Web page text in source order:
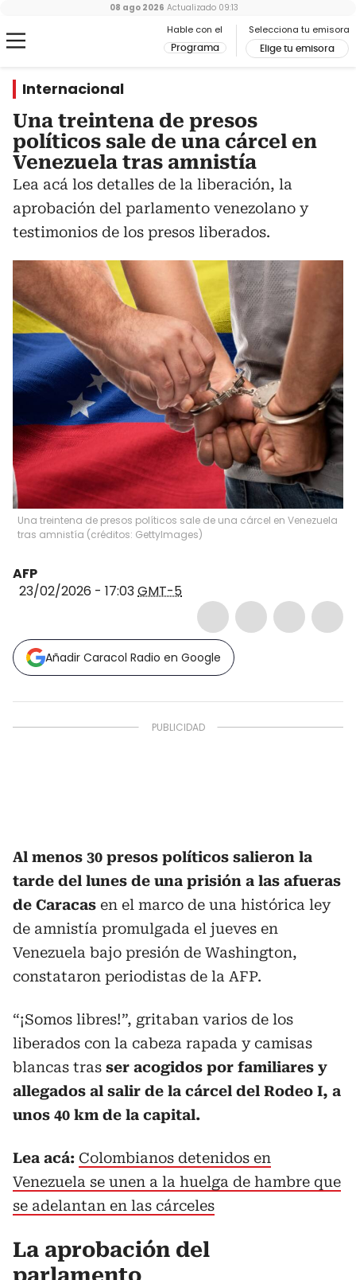
Hable con el
Programa
Selecciona tu emisora
Elige tu emisora
08 ago 2026 Actualizado 09:13
Internacional
Una treintena de presos
políticos sale de una cárcel en
Venezuela tras amnistía
Lea acá los detalles de la liberación, la
aprobación del parlamento venezolano y
testimonios de los presos liberados.
Una treintena de presos políticos sale de una cárcel en Venezuela
tras amnistía (créditos: GettyImages)
AFP
23/02/2026 - 17:03GMT-5
Añadir Caracol Radio en Google
Al menos 30 presos políticos salieron la
tarde del lunes de una prisión a las afueras
de Caracas en el marco de una histórica ley
de amnistía promulgada el jueves en
Venezuela bajo presión de Washington,
constataron periodistas de la AFP.
“¡Somos libres!”, gritaban varios de los
liberados con la cabeza rapada y camisas
blancas tras ser acogidos por familiares y
allegados al salir de la cárcel del Rodeo I, a
unos 40 km de la capital.
Lea acá: Colombianos detenidos en
Venezuela se unen a la huelga de hambre que
se adelantan en las cárceles
La aprobación del
parlamento